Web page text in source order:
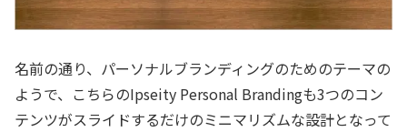
名前の通り、パーソナルブランディングのためのテーマの
ようで、こちらのIpseity Personal Brandingも3つのコン
テンツがスライドするだけのミニマリズムな設計となって